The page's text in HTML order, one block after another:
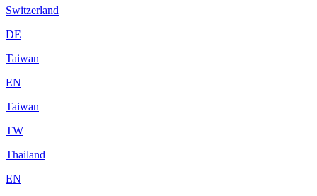
Switzerland
DE
Taiwan
EN
Taiwan
TW
Thailand
EN